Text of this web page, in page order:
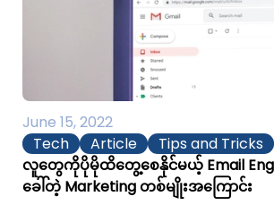
June 15, 2022
Tech
Article
Tips and Tricks
လူတွေကိုပိုမိုထိတွေ့စေနိုင်မယ့် Email
ခေါ်တဲ့ Marketing တစ်မျိုးအကြောင်း